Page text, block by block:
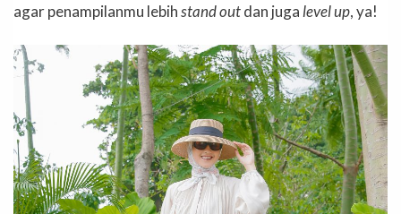
agar penampilanmu lebihstand outdan juga level up, ya!